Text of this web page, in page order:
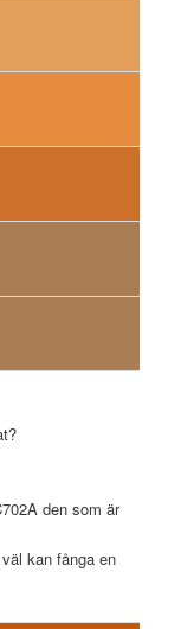
den som är
kan fånga en